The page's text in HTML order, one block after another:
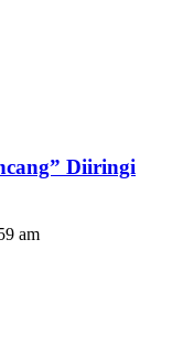
Diiringi
am